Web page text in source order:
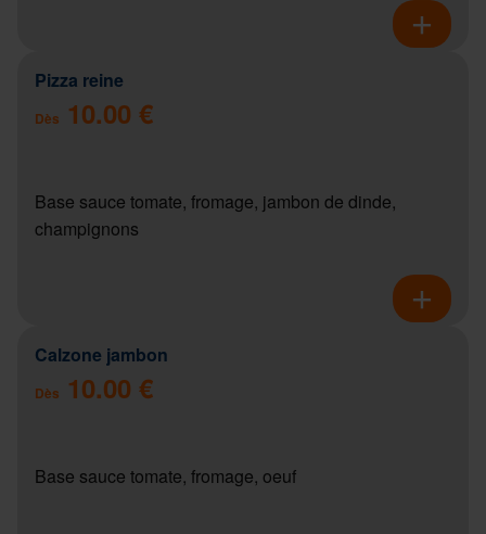
Pizza reine
Dès 10.00 €
Base sauce tomate, fromage, jambon de dinde,
champignons
Calzone jambon
Dès 10.00 €
Base sauce tomate, fromage, oeuf